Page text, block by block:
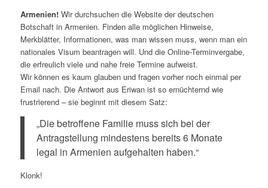
Armenien!Wir durchsuchen die Website der deutschen
Botschaft in Armenien. Finden alle möglichen Hinweise,
Merkblätter, Informationen, was man wissen muss, wenn man ein
nationales Visum beantragen will. Und die Online-Terminvergabe,
die erfreulich viele und nahe freie Termine aufweist.
Wir können es kaum glauben und fragen vorher noch einmal per
Email nach. Die Antwort aus Eriwan ist so ernüchternd wie
frustrierend – sie beginnt mit diesem Satz:
„Die betroffene Familie muss sich bei der
Antragstellung mindestens bereits 6 Monate
legal in Armenien aufgehalten haben.“
Klonk!